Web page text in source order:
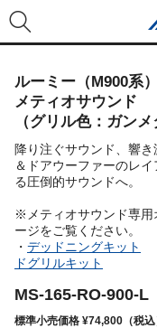
ルーミー（M900系
メティオサウンド
（グリル色：ガンメ
降り注ぐサウンド、響
＆ドアウーファーのレ
る圧倒的サウンドへ。
※メティオサウンド専用
ージをご覧ください。
・ デッドニングキット
ドグリルキット
MS-165-RO-900-L
標準小売価格 ¥74,800（税込